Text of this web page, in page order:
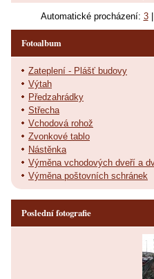
Automatické procházení: 3|
Fotoalbum
Zateplení - Plášť budovy
Výtah
Předzahrádky
Střecha
Vchodová rohož
Zvonkové tablo
Nástěnka
Výměna vchodových dveří a
Výměna poštovních schránek
Poslední fotografie